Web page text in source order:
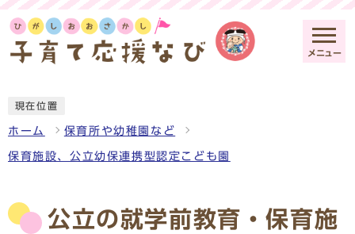
メニュー
現在位置
ホーム 保育所や幼稚園など
保育施設、公立幼保連携型認定こども園
公立の就学前教育・保育施